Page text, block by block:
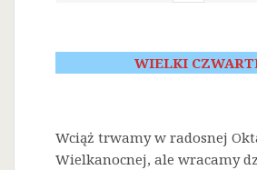
WIELKI
Wciąż trwamy w radosnej
Wielkanocnej, ale wracamy